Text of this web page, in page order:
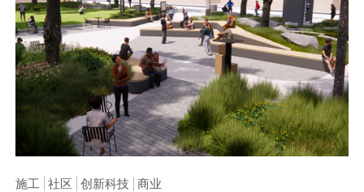
施工 社区 创新科技 商业